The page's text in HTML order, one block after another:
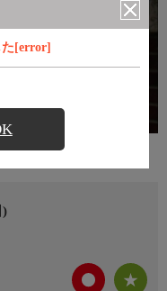
た[error]
)